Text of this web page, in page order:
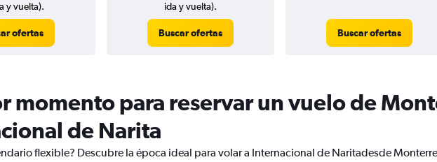
y vuelta).
ofertas
ida y vuelta).
Buscar ofertas Buscar ofertas
momento para reservar un vuelo de
de Narita
flexible? Descubre la época ideal para volar a Internacional de Naritadesde